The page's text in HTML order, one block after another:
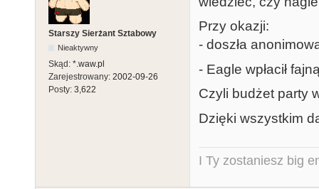
Starszy Sierżant Sztabowy
Nieaktywny
Skąd: *.waw.pl
Zarejestrowany: 2002-09-26
Posty: 3,622
Przy okazji:
- doszła
- Eagle wpłacił
Czyli budżet party
Dzięki wszystkim
I Ty zostaniesz big